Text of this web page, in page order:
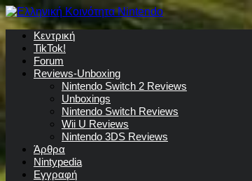
Κεντρική
TikTok!
Forum
Reviews-Unboxing
Nintendo Switch 2 Reviews
Unboxings
Nintendo Switch Reviews
Wii U Reviews
Nintendo 3DS Reviews
Άρθρα
Nintypedia
Εγγραφή